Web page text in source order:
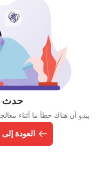
حدث
يبدو أن هناك خطأ ما أثناء
العودة